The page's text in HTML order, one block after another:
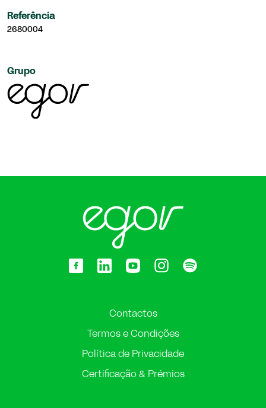
Referência
2680004
Grupo
Contactos
Termos e Condições
Política de Privacidade
Certificação & Prémios